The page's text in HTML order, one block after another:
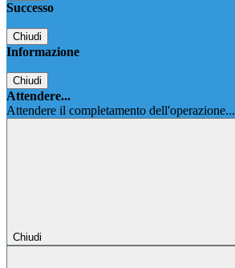
Successo
Chiudi
Informazione
Chiudi
Attendere...
Attendere il completamento dell'operazione...
Chiudi